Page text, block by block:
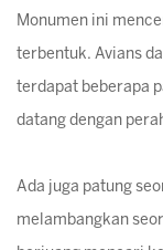
Monumen ini
terbentuk. Avians
terdapat beberapa
datang dengan
Ada juga patung
melambangkan